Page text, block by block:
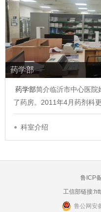
药学部
药学部简介临沂市中心医院
了药房。2011年4月药剂科
科室介绍
鲁ICP
工信部链接:
鲁公网安